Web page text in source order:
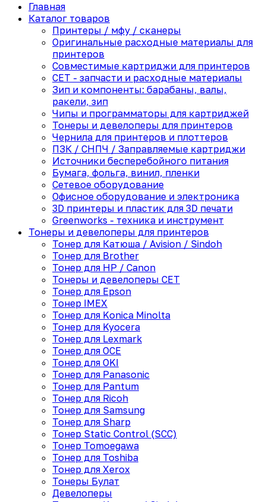
Главная
Каталог товаров
Принтеры / мфу / сканеры
Оригинальные расходные материалы для
принтеров
Совместимые картриджи для принтеров
CET - запчасти и расходные материалы
Зип и компоненты: барабаны, валы,
ракели, зип
Чипы и программаторы для картриджей
Тонеры и девелоперы для принтеров
Чернила для принтеров и плоттеров
ПЗК / СНПЧ / Заправляемые картриджи
Источники бесперебойного питания
Бумага, фольга, винил, пленки
Сетевое оборудование
Офисное оборудование и электроника
3D принтеры и пластик для 3D печати
Greenworks - техника и инструмент
Тонеры и девелоперы для принтеров
Тонер для Катюша / Avision / Sindoh
Тонер для Brother
Тонер для HP / Canon
Тонеры и девелоперы CET
Тонер для Epson
Тонер IMEX
Тонер для Konica Minolta
Тонер для Kyocera
Тонер для Lexmark
Тонер для OCE
Тонер для OKI
Тонер для Panasonic
Тонер для Pantum
Тонер для Ricoh
Тонер для Samsung
Тонер для Sharp
Тонер Static Control (SCC)
Тонер Tomoegawa
Тонер для Toshiba
Тонер для Xerox
Тонеры Булат
Девелоперы